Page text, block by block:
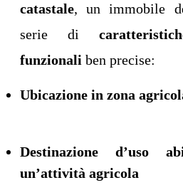
catastale, un immobile
serie di
funzionali ben precise:
Ubicazione in zona
Destinazione d’uso
un’attività agricola